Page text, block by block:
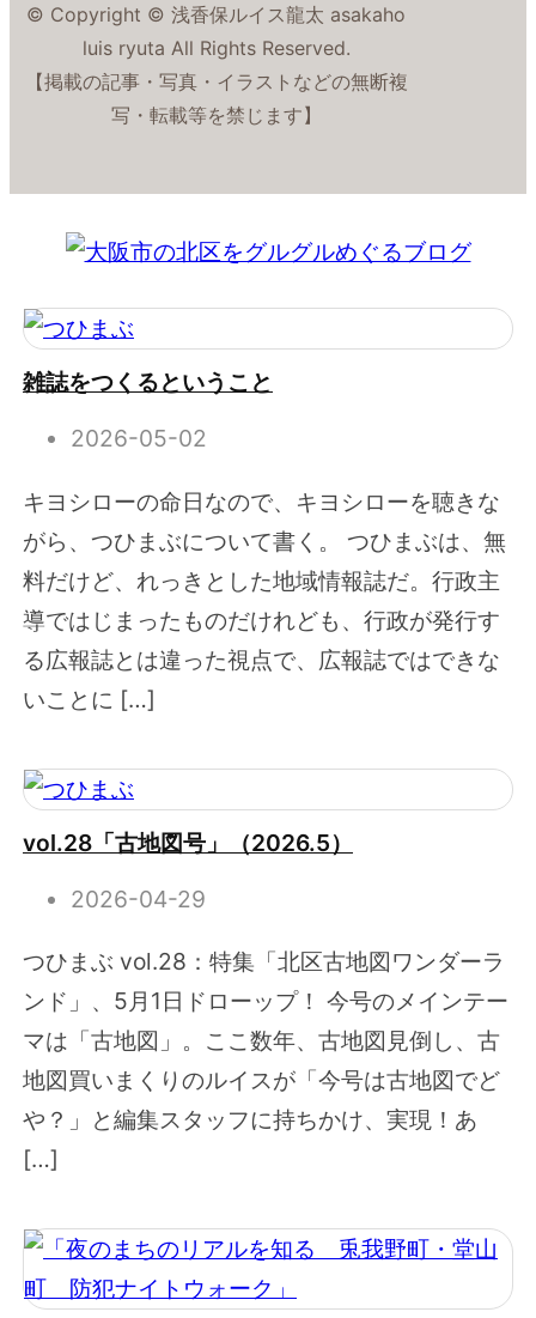
© Copyright © 浅香保ルイス龍太 asakaho
luis ryuta All Rights Reserved.
【掲載の記事・写真・イラストなどの無断複
写・転載等を禁じます】
雑誌をつくるということ
2026-05-02
キヨシローの命日なので、キヨシローを聴きな
がら、つひまぶについて書く。 つひまぶは、無
料だけど、れっきとした地域情報誌だ。行政主
導ではじまったものだけれども、行政が発行す
る広報誌とは違った視点で、広報誌ではできな
いことに […]
vol.28「古地図号」（2026.5）
2026-04-29
つひまぶ vol.28：特集「北区古地図ワンダーラ
ンド」、5月1日ドローップ！ 今号のメインテー
マは「古地図」。ここ数年、古地図見倒し、古
地図買いまくりのルイスが「今号は古地図でど
や？」と編集スタッフに持ちかけ、実現！あ
[…]